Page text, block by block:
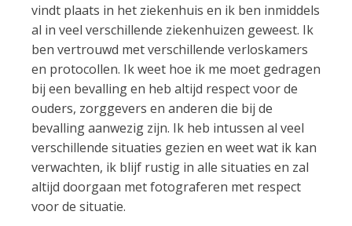
vindt plaats in het ziekenhuis en ik ben inmiddels
al in veel verschillende ziekenhuizen geweest. Ik
ben vertrouwd met verschillende verloskamers
en protocollen. Ik weet hoe ik me moet gedragen
bij een bevalling en heb altijd respect voor de
ouders, zorggevers en anderen die bij de
bevalling aanwezig zijn. Ik heb intussen al veel
verschillende situaties gezien en weet wat ik kan
verwachten, ik blijf rustig in alle situaties en zal
altijd doorgaan met fotograferen met respect
voor de situatie.